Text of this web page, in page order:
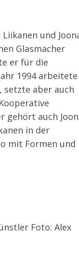
und
Glasmacher
er für die
1994 arbeitete
setzte aber auch
gehört auch
in der
mit Formen und
Foto: Alex